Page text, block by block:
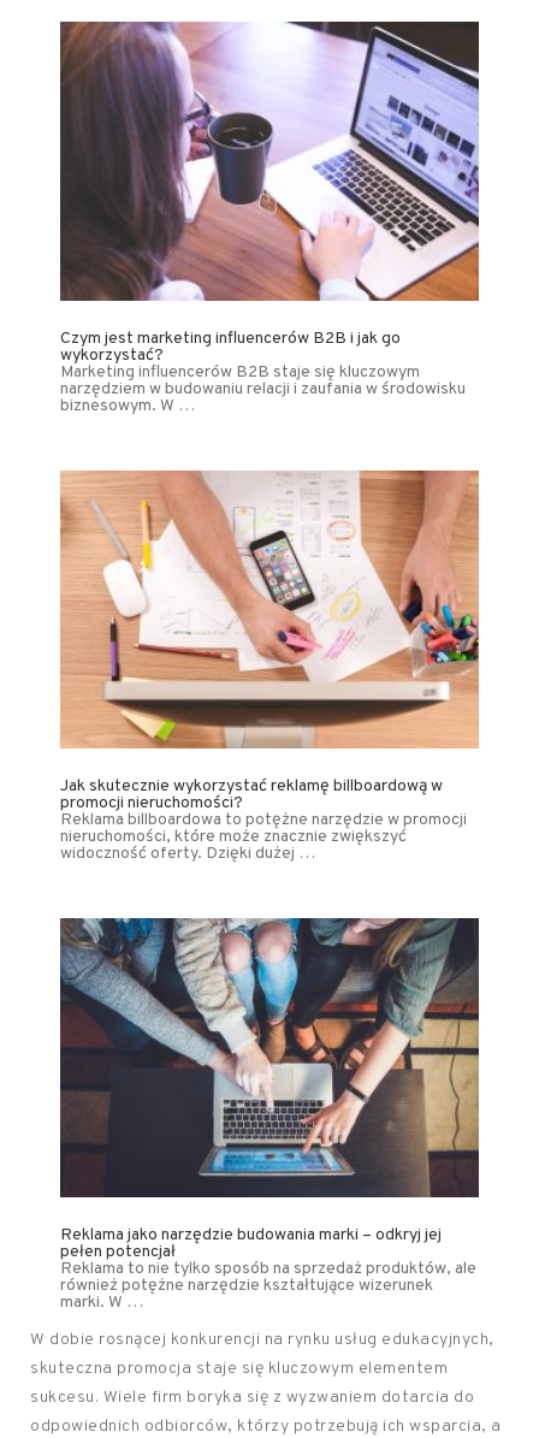
Czym jest marketing influencerów B2B i jak go
wykorzystać?
Marketing influencerów B2B staje się kluczowym
narzędziem w budowaniu relacji i zaufania w środowisku
biznesowym. W …
Jak skutecznie wykorzystać reklamę billboardową w
promocji nieruchomości?
Reklama billboardowa to potężne narzędzie w promocji
nieruchomości, które może znacznie zwiększyć
widoczność oferty. Dzięki dużej …
Reklama jako narzędzie budowania marki – odkryj jej
pełen potencjał
Reklama to nie tylko sposób na sprzedaż produktów, ale
również potężne narzędzie kształtujące wizerunek
marki. W …
W dobie rosnącej konkurencji na rynku usług edukacyjnych,
skuteczna promocja staje się kluczowym elementem
sukcesu. Wiele firm boryka się z wyzwaniem dotarcia do
odpowiednich odbiorców, którzy potrzebują ich wsparcia, a